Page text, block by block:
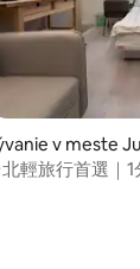
v meste
輕旅行首選｜